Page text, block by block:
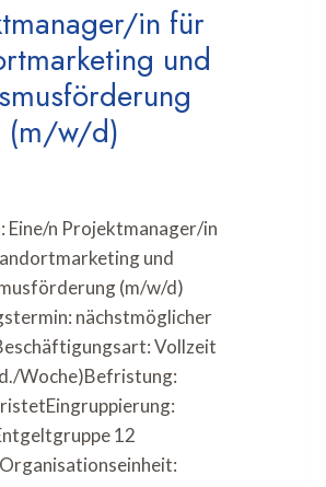
in für
und
(m/w/d)
Eine/n Projektmanager/in
und
(m/w/d)
nächstmöglicher
Vollzeit
Woche)Befristung:
12